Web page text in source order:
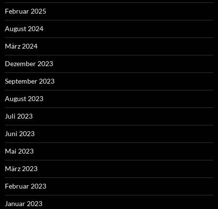
Februar 2025
August 2024
März 2024
Dezember 2023
September 2023
August 2023
Juli 2023
Juni 2023
Mai 2023
März 2023
Februar 2023
Januar 2023